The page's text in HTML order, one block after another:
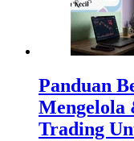
Panduan
Mengelola
Trading